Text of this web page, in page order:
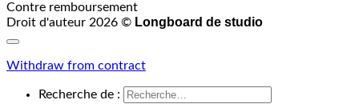
Contre remboursement
Droit d'auteur 2026 © Longboard de studio
Withdraw from contract
Recherche de :